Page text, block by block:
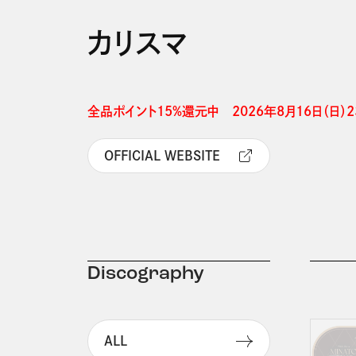
カリスマ
全品ポイント15%還元中　2026年8月16日（日
OFFICIAL WEBSITE
Discography
ALL